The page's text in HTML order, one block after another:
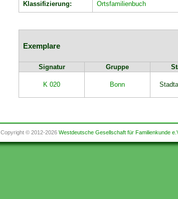
Klassifizierung: Ortsfamilienbuch
Exemplare
Signatur Gruppe
K 020 Bonn
Copyright © 2012-2026Westdeutsche Gesellschaft für Familienkunde